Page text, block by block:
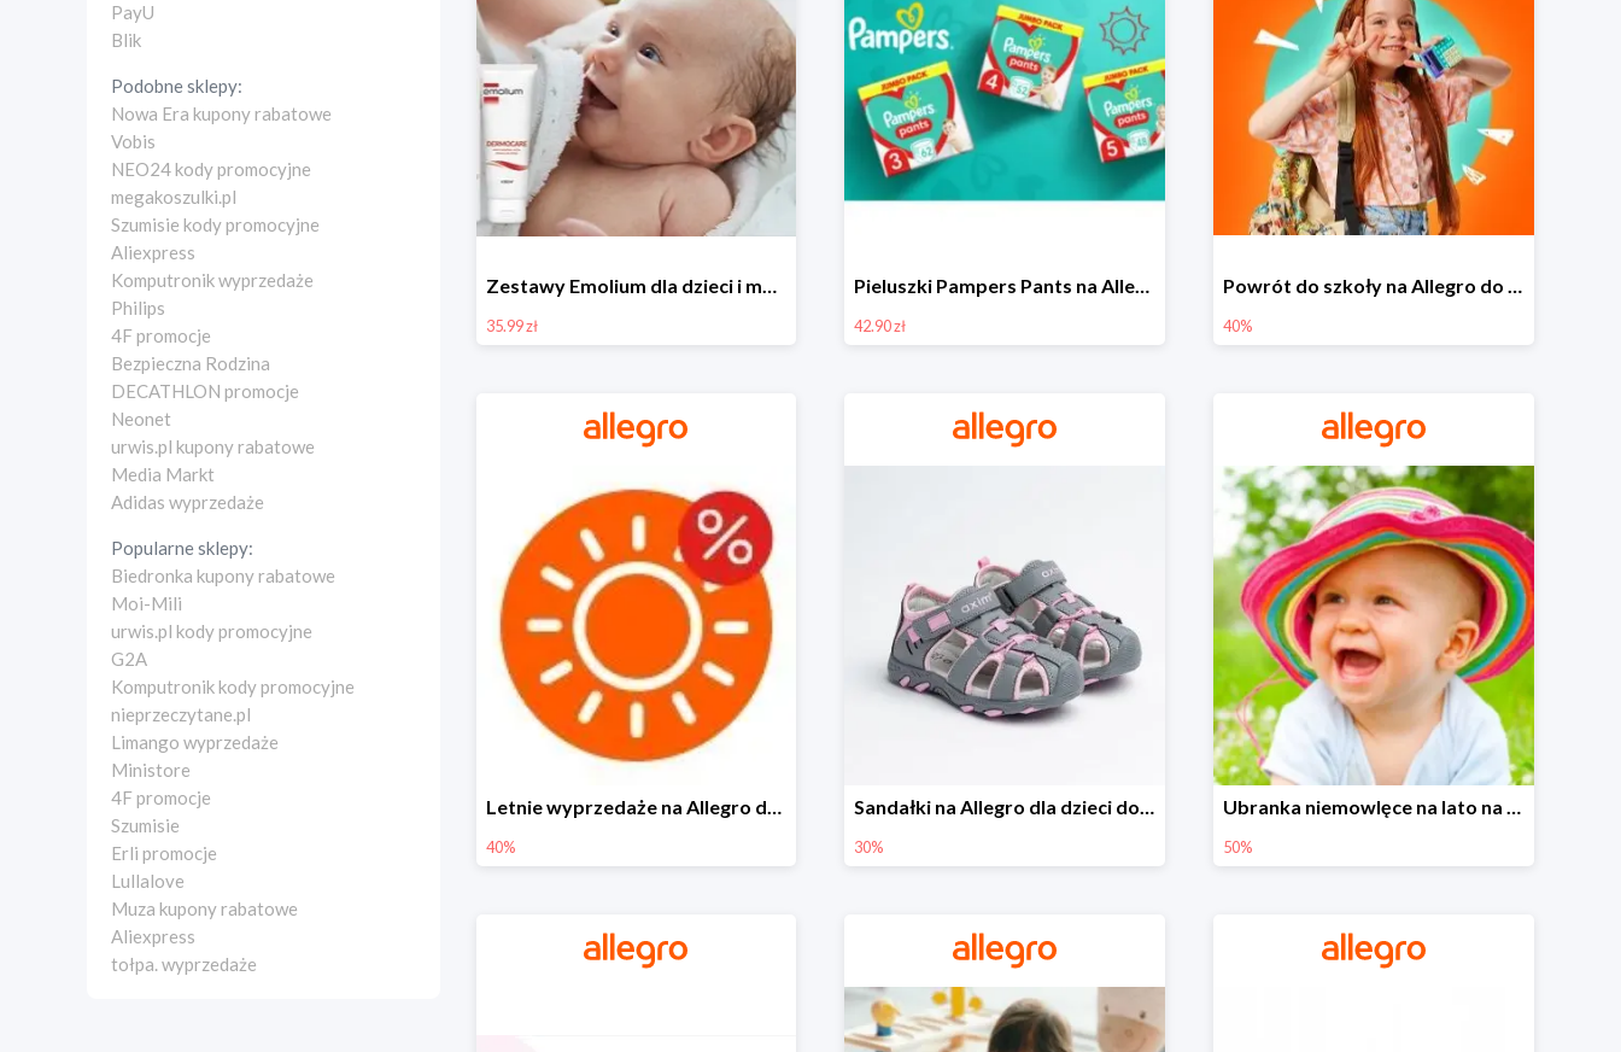
PayU
Blik
Podobne sklepy:
Nowa Era kupony rabatowe
Vobis
NEO24 kody promocyjne
megakoszulki.pl
Szumisie kody promocyjne
Aliexpress
Komputronik wyprzedaże
Philips
4F promocje
Bezpieczna Rodzina
DECATHLON promocje
Neonet
urwis.pl kupony rabatowe
Media Markt
Adidas wyprzedaże
Popularne sklepy:
Biedronka kupony rabatowe
Moi-Mili
urwis.pl kody promocyjne
G2A
Komputronik kody promocyjne
nieprzeczytane.pl
Limango wyprzedaże
Ministore
4F promocje
Szumisie
Erli promocje
Lullalove
Muza kupony rabatowe
Aliexpress
tołpa. wyprzedaże
Zestawy Emolium dla dzieci i mam na Allegro od 35,99 zł
35.99 zł
Pieluszki Pampers Pants na Allegro od 42,90 zł
42.90 zł
Powrót do szkoły na Allegro do -40%
40%
Letnie wyprzedaże na Allegro do -40%
40%
Sandałki na Allegro dla dzieci do -30%
30%
Ubranka niemowlęce na lato na Allegro do -50%
50%